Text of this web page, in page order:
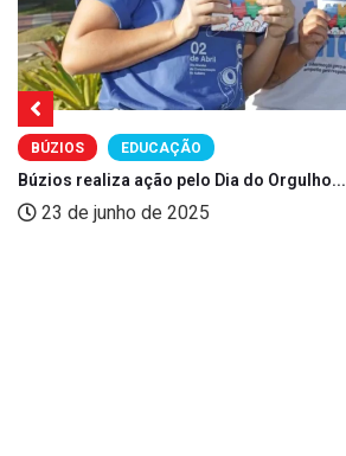
BÚZIOS EDUCAÇÃO
Búzios realiza ação pelo Dia do Orgulho...
23 de junho de 2025